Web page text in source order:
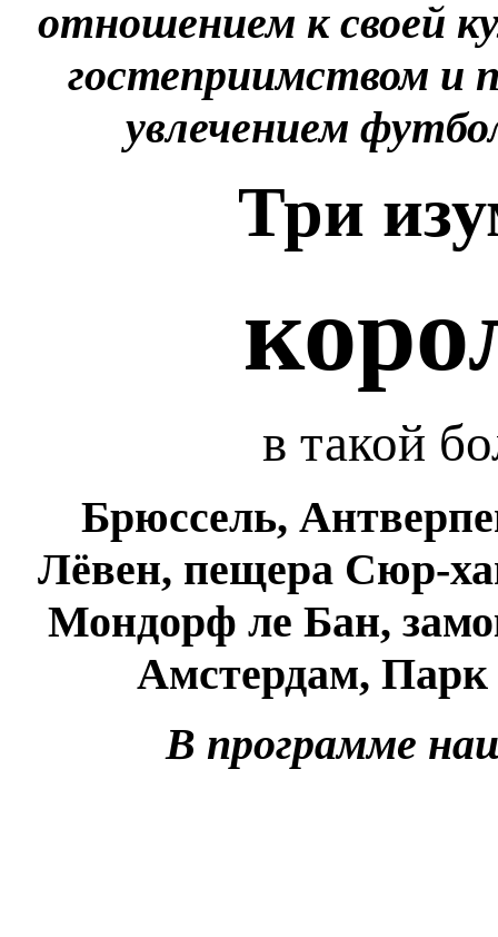
отношением к своей
гостеприимством и
увлечением
Три
в такой
Брюссель,
Лёвен, пещера Сюр-
Мондорф ле Бан,
Амстердам,
В программе